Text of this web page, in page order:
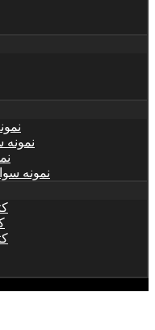
نمونه
نمونه